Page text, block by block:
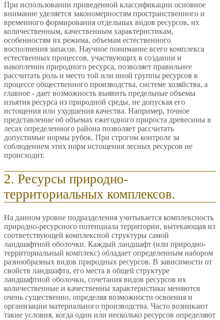
При использовании приведенной классификации основное
внимание уделяется закономерностям пространственного и
временного формирования отдельных видов ресурсов, их
количественным, качественным характеристикам,
особенностям их режима, объемам естественного
восполнения запасов. Научное понимание всего комплекса
естественных процессов, участвующих в создании и
накоплении природного ресурса, позволяет правильнее
рассчитать роль и место той или иной группы ресурсов в
процессе общественного производства, системе хозяйства, а
главное - дает возможность выявить предельные объемы
изъятия ресурса из природной среды, не допуская его
истощения или ухудшения качества. Например, точное
представление об объемах ежегодного прироста древесины в
лесах определенного района позволяет рассчитать
допустимые нормы рубок. При строгом контроле за
соблюдением этих норм истощения лесных ресурсов не
происходит.
2. Ресурсы природно-
территориальных комплексов.
На данном уровне подразделения учитывается комплексность
природно-ресурсного потенциала территории, вытекающая из
соответствующей комплексной структуры самой
ландшафтной оболочки. Каждый ландшафт (или природно-
территориальный комплекс) обладает определенным набором
разнообразных видов природных ресурсов. В зависимости от
свойств ландшафта, его места в общей структуре
ландшафтной оболочки, сочетания видов ресурсов их
количественные и качественны характеристики меняются
очень существенно, определяя возможности освоения и
организации материального производства. Часто возникают
такие условия, когда один или несколько ресурсов определяют